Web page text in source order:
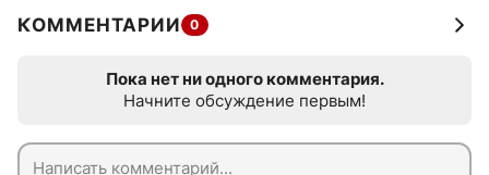
КОММЕНТАРИИ 0
Пока нет ни одного комментария.
Начните обсуждение первым!